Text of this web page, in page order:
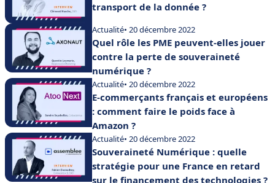
transport de la donnée ?
Actualité• 20 décembre 2022
Quel rôle les PME peuvent-elles jouer
contre la perte de souveraineté
numérique ?
Actualité• 20 décembre 2022
E-commerçants français et européens
: comment faire le poids face à
Amazon ?
Actualité• 20 décembre 2022
Souveraineté Numérique : quelle
stratégie pour une France en retard
sur le financement des technologies ?